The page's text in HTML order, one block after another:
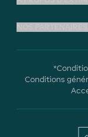
Conditions